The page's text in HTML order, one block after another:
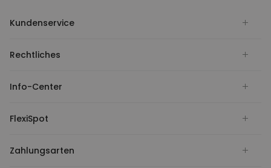
Kundenservice
Rechtliches
Info-Center
FlexiSpot
Zahlungsarten